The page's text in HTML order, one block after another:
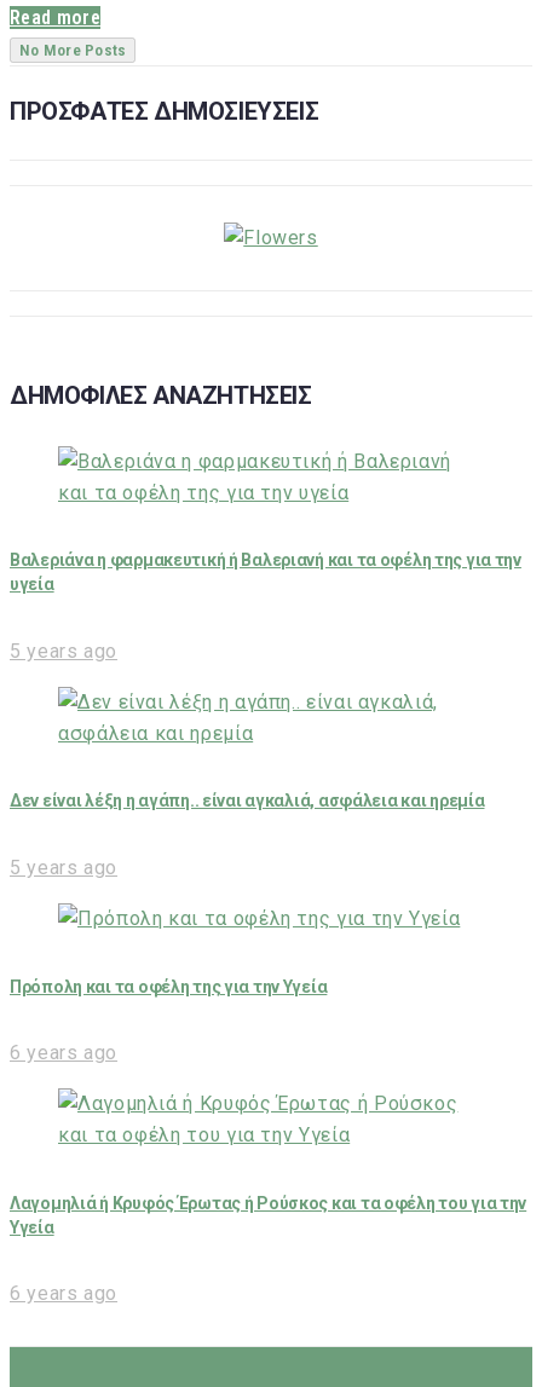
Read more
No More Posts
ΠΡΟΣΦΑΤΕΣ ΔΗΜΟΣΙΕΥΣΕΙΣ
ΔΗΜΟΦΙΛΕΣ ΑΝΑΖΗΤΗΣΕΙΣ
Βαλεριάνα η φαρμακευτική ή Βαλεριανή και τα οφέλη της για την
υγεία
5 years ago
Δεν είναι λέξη η αγάπη.. είναι αγκαλιά, ασφάλεια και ηρεμία
5 years ago
Πρόπολη και τα οφέλη της για την Υγεία
6 years ago
Λαγομηλιά ή Κρυφός Έρωτας ή Ρούσκος και τα οφέλη του για την
Υγεία
6 years ago